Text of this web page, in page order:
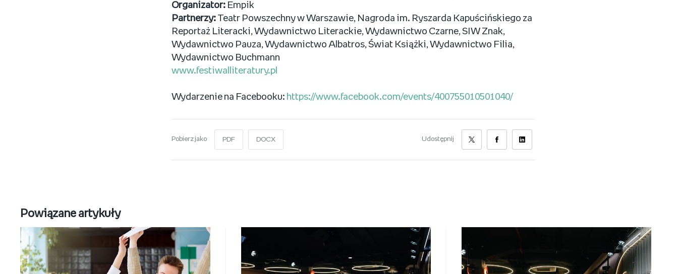
Organizator: Empik
Partnerzy: Teatr Powszechny w Warszawie, Nagroda im. Ryszarda Kapuścińskiego za
Reportaż Literacki, Wydawnictwo Literackie, Wydawnictwo Czarne, SIW Znak,
Wydawnictwo Pauza, Wydawnictwo Albatros, Świat Książki, Wydawnictwo Filia,
Wydawnictwo Buchmann
www.festiwalliteratury.pl
Wydarzenie na Facebooku: https://www.facebook.com/events/400755010501040/
Pobierz jako PDF DOCX Udostępnij
Powiązane artykuły